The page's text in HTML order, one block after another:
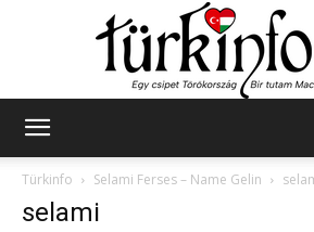
Türkinfo
Selami Ferses – Name Gelin
selami